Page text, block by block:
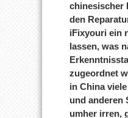
chinesischer
den
iFixyouri ein
lassen, was
zugeordnet
in China
und anderen
umher irren,